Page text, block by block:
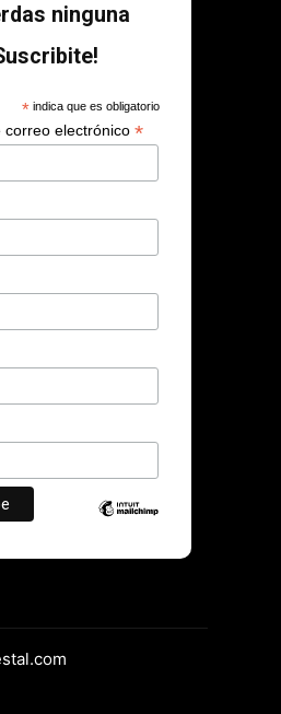
ninguna
*indica que es obligatorio
correo electrónico*